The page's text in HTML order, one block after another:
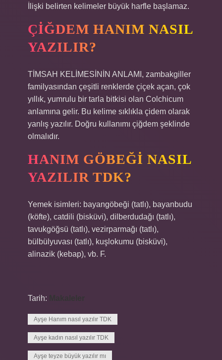
İlişki belirten kelimeler büyük harfle başlamaz.
ÇIĞDEM HANIM NASIL
YAZILIR?
TİMSAH KELİMESİNİN ANLAMI, zambakgiller
familyasından çeşitli renklerde çiçek açan, çok
yıllık, yumrulu bir tarla bitkisi olan Colchicum
anlamına gelir. Bu kelime sıklıkla çidem olarak
yanlış yazılır. Doğru kullanımı çiğdem şeklinde
olmalıdır.
HANIM GÖBEĞI NASIL
YAZILIR TDK?
Yemek isimleri: bayangöbeği (tatlı), bayanbudu
(köfte), catdili (bisküvi), dilberdudağı (tatlı),
tavukgöğsü (tatlı), vezirparmağı (tatlı),
bülbülyuvası (tatlı), kuşlokumu (bisküvi),
alinazik (kebap), vb. F.
Tarih:
Ayşe Hanım nasıl yazılır TDK
Ayşe kadın nasıl yazılır TDK
Ayşe teyze büyük yazılır mı